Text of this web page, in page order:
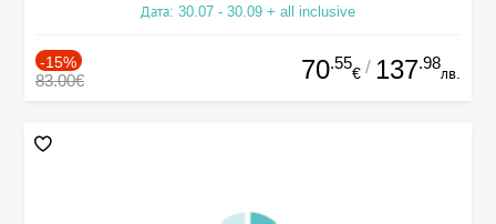
Дата: 30.07 - 30.09 + all inclusive
-15%
83.00€ 70.55
€ / 137.98
лв.